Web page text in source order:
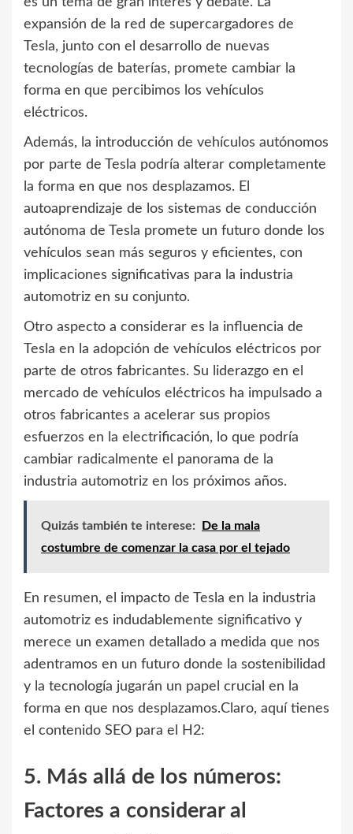
expansión de la red de supercargadores de
Tesla, junto con el desarrollo de nuevas
tecnologías de baterías, promete cambiar la
forma en que percibimos los vehículos
eléctricos.
Además, la introducción de vehículos autónomos
por parte de Tesla podría alterar completamente
la forma en que nos desplazamos. El
autoaprendizaje de los sistemas de conducción
autónoma de Tesla promete un futuro donde los
vehículos sean más seguros y eficientes, con
implicaciones significativas para la industria
automotriz en su conjunto.
Otro aspecto a considerar es la influencia de
Tesla en la adopción de vehículos eléctricos por
parte de otros fabricantes. Su liderazgo en el
mercado de vehículos eléctricos ha impulsado a
otros fabricantes a acelerar sus propios
esfuerzos en la electrificación, lo que podría
cambiar radicalmente el panorama de la
industria automotriz en los próximos años.
Quizás también te interese:
De la mala
costumbre de comenzar la casa por el tejado
En resumen, el impacto de Tesla en la industria
automotriz es indudablemente significativo y
merece un examen detallado a medida que nos
adentramos en un futuro donde la sostenibilidad
y la tecnología jugarán un papel crucial en la
forma en que nos desplazamos.Claro, aquí tienes
el contenido SEO para el H2:
5. Más allá de los números:
Factores a considerar al